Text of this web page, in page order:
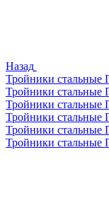
Назад
Тройники
Тройники
Тройники
Тройники
Тройники
Тройники